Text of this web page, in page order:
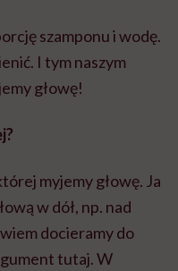
szamponu i wodę.
I tym naszym
głowę!
myjemy głowę. Ja
w dół, np. nad
docieramy do
tutaj. W